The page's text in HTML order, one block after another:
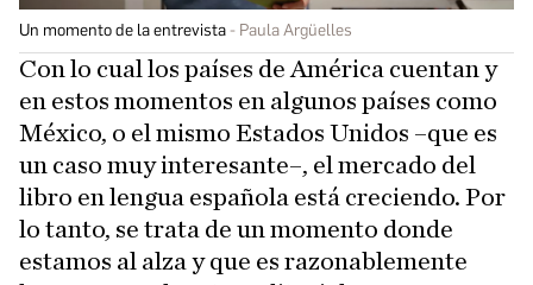
Un momento de la entrevista Paula Argüelles
Con lo cual los países de América cuentan y
en estos momentos en algunos países como
México, o el mismo Estados Unidos –que es
un caso muy interesante–, el mercado del
libro en lengua española está creciendo. Por
lo tanto, se trata de un momento donde
estamos al alza y que es razonablemente